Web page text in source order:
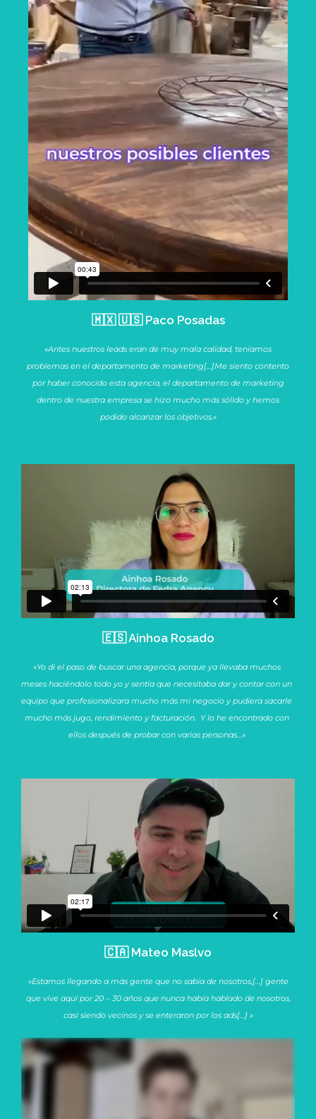
🇲🇽 🇺🇸 Paco Posadas
«Antes nuestros leads eran de muy mala calidad, teníamos
problemas en el departamento de marketing[…]Me siento contento
por haber conocido esta agencia, el departamento de marketing
dentro de nuestra empresa se hizo mucho más sólido y hemos
podido alcanzar los objetivos.»
🇪🇸 Ainhoa Rosado
«Yo di el paso de buscar una agencia, porque ya llevaba muchos
meses haciéndolo todo yo y sentía que necesitaba dar y contar con un
equipo que profesionalizara mucho más mi negocio y pudiera sacarle
mucho más jugo, rendimiento y facturación. Y lo he encontrado con
ellos después de probar con varias personas…»
🇨🇦 Mateo Maslvo
«Estamos llegando a más gente que no sabía de nosotros,[…] gente
que vive aquí por 20 – 30 años que nunca había hablado de nosotros,
casi siendo vecinos y se enteraron por los ads[…] »